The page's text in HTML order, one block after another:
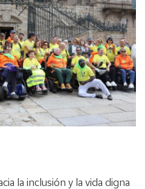
la inclusión y la vida digna